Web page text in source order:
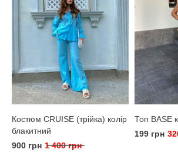
Костюм CRUISE (трійка) колір
блакитний
900 грн 1 400 грн
Топ BASE
199 грн